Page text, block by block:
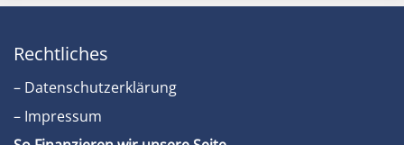
Rechtliches
– Datenschutzerklärung
– Impressum